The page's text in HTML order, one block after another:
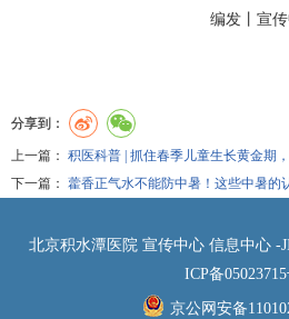
编发丨 宣
分享到：
上一篇： 积医科普 | 抓住春季儿童生长黄金期
下一篇： 藿香正气水不能防中暑！这些中暑的
北京积水潭医院 宣传中心 信息中心 -
ICP备
京公网安备